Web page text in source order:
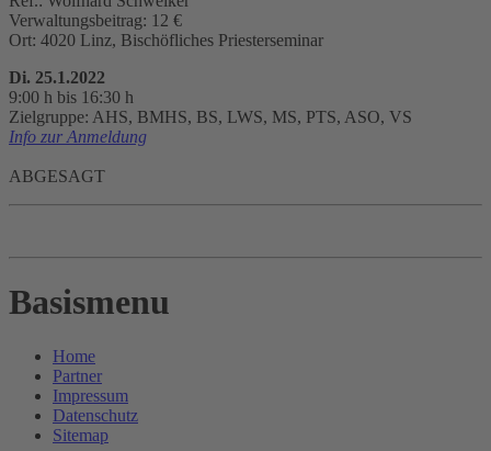
Verwaltungsbeitrag: 12 €
Ort: 4020 Linz, Bischöfliches Priesterseminar
Di. 25.1.2022
9:00 h bis 16:30 h
Zielgruppe: AHS, BMHS, BS, LWS, MS, PTS, ASO, VS
Info zur Anmeldung
ABGESAGT
Basismenu
Home
Partner
Impressum
Datenschutz
Sitemap